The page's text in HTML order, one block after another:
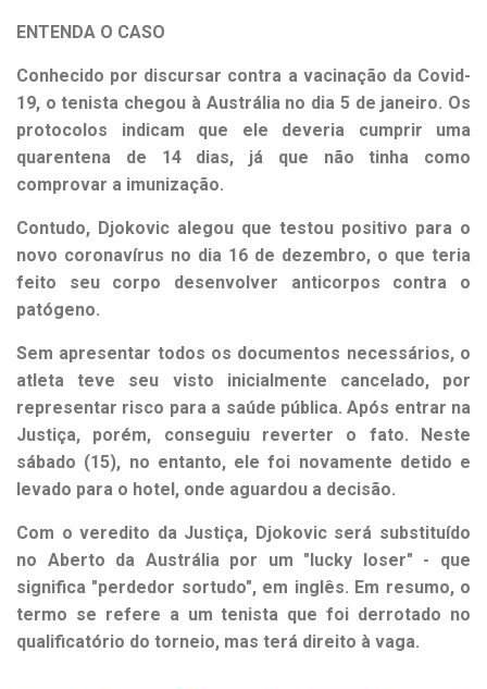
ENTENDA O CASO
Conhecido por discursar contra a vacinação da Covid-
19, o tenista chegou à Austrália no dia 5 de janeiro. Os
protocolos indicam que ele deveria cumprir uma
quarentena de 14 dias, já que não tinha como
comprovar a imunização.
Contudo, Djokovic alegou que testou positivo para o
novo coronavírus no dia 16 de dezembro, o que teria
feito seu corpo desenvolver anticorpos contra o
patógeno.
Sem apresentar todos os documentos necessários, o
atleta teve seu visto inicialmente cancelado, por
representar risco para a saúde pública. Após entrar na
Justiça, porém, conseguiu reverter o fato. Neste
sábado (15), no entanto, ele foi novamente detido e
levado para o hotel, onde aguardou a decisão.
Com o veredito da Justiça, Djokovic será substituído
no Aberto da Austrália por um "lucky loser" - que
significa "perdedor sortudo", em inglês. Em resumo, o
termo se refere a um tenista que foi derrotado no
qualificatório do torneio, mas terá direito à vaga.